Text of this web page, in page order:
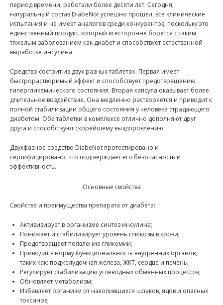
период времени, работали более десяти лет. Сегодня,
натуральный состав DiabeNot успешно прошел, все клинические
испытания и не имеет аналогов среди конкурентов, поскольку это
единственный продукт, который всесторонне борется с таким
тяжелым заболеванием как диабет и способствует естественной
выработке инсулина.
Средство состоит из двух разных таблеток. Первая имеет
быстрорастворимый эффект и способствует предотвращению
гипергликемического состояния. Вторая капсула оказывает более
длительное воздействие. Она медленно растворяется и приводит к
полной стабилизации общего состояния у человека страдающего
диабетом. Обе таблетки в комплексе отлично дополняют друг
друга и способствуют скорейшему выздоровлению.
Двухфазное средство DiabeNot протестировано и
сертифицировано, что подтверждает его безопасность и
эффективность.
Основные свойства
Свойства и преимущества препарата от диабета:
Активизирует в организме синтез инсулина;
Понижает и стабилизирует уровень глюкозы в крови;
Предотвращает появление гликемии;
Приводит в норму функциональность внутренних органов,
таких как: поджелудочная железа, ЖКТ, сердце и печень;
Регулирует стабилизацию углеводных обменных процессов;
Обновляет метаболизм;
Избавляет организм от накопившихся шлаков, ядов и опасных
токсинов;